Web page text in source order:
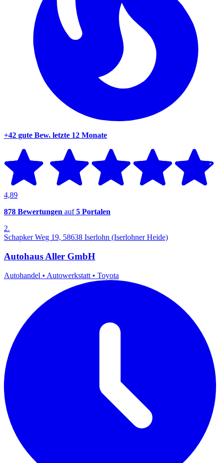
+42 gute Bew. letzte 12 Monate
4,89
878 Bewertungen auf5 Portalen
2.
Schapker Weg 19, 58638 Iserlohn (Iserlohner Heide)
Autohaus Aller GmbH
Autohandel • Autowerkstatt • Toyota